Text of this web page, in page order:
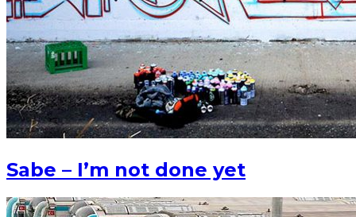
Sabe – I’m not done yet